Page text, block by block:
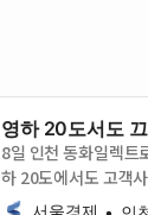
영하 20도서도
8일 인천 동화일렉트
하 20도에서도 고객
생산 기업으로 연구소
서울경제